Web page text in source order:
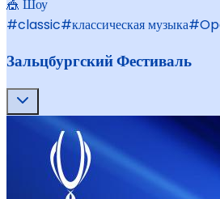
🎪 Шоу
#classic#классическая музыка#
Зальцбургский Фестиваль